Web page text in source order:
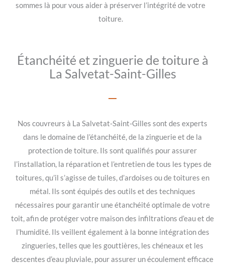
sommes là pour vous aider à préserver l’intégrité de votre
toiture.
Étanchéité et zinguerie de toiture à
La Salvetat-Saint-Gilles
Nos couvreurs à La Salvetat-Saint-Gilles sont des experts
dans le domaine de l’étanchéité, de la zinguerie et de la
protection de toiture. Ils sont qualifiés pour assurer
l’installation, la réparation et l’entretien de tous les types de
toitures, qu’il s’agisse de tuiles, d’ardoises ou de toitures en
métal. Ils sont équipés des outils et des techniques
nécessaires pour garantir une étanchéité optimale de votre
toit, afin de protéger votre maison des infiltrations d’eau et de
l’humidité. Ils veillent également à la bonne intégration des
zingueries, telles que les gouttières, les chéneaux et les
descentes d’eau pluviale, pour assurer un écoulement efficace